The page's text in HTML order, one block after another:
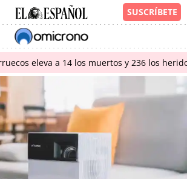
eleva a 14 los muertos y 236 los